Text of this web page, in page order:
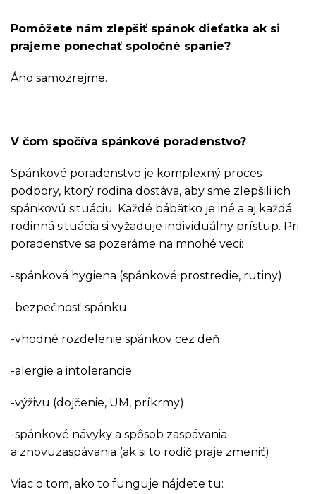
Pomôžete nám zlepšiť spánok dieťatka ak si
prajeme ponechať spoločné spanie?
Áno samozrejme.
V čom spočíva spánkové poradenstvo?
Spánkové poradenstvo je komplexný proces
podpory, ktorý rodina dostáva, aby sme zlepšili ich
spánkovú situáciu. Každé bábätko je iné a aj každá
rodinná situácia si vyžaduje individuálny prístup. Pri
poradenstve sa pozeráme na mnohé veci:
-spánková hygiena (spánkové prostredie, rutiny)
-bezpečnosť spánku
-vhodné rozdelenie spánkov cez deň
-alergie a intolerancie
-výživu (dojčenie, UM, príkrmy)
-spánkové návyky a spôsob zaspávania
a znovuzaspávania (ak si to rodič praje zmeniť)
Viac o tom, ako to funguje nájdete tu: